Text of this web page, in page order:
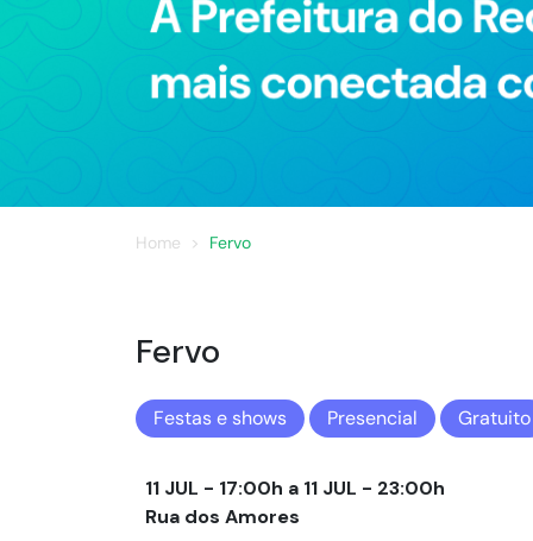
Home Fervo
Fervo
Festas e shows Presencial Gratuito
11 JUL - 17:00h a 11 JUL - 23:00h
Rua dos Amores